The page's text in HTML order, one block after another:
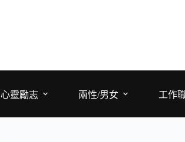
心靈勵志 兩性/男女 工作